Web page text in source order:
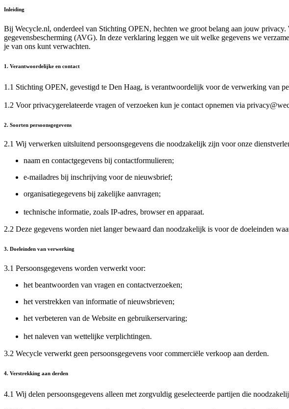
Inleiding
Bij Wecycle.nl, onderdeel van Stichting OPEN, hechten we groot belang aan jouw
gegevensbescherming (AVG). In deze verklaring leggen we uit welke gegevens we
je van ons kunt verwachten.
1. Verantwoordelijke en contact
1.1 Stichting OPEN, gevestigd te Den Haag, is verantwoordelijk voor de verwerking van
1.2 Voor privacygerelateerde vragen of verzoeken kun je contact opnemen via
2. Soorten persoonsgegevens
2.1 Wij verwerken uitsluitend persoonsgegevens die noodzakelijk zijn voor onze
naam en contactgegevens bij contactformulieren;
e-mailadres bij inschrijving voor de nieuwsbrief;
organisatiegegevens bij zakelijke aanvragen;
technische informatie, zoals IP-adres, browser en apparaat.
2.2 Deze gegevens worden niet langer bewaard dan noodzakelijk is voor de doeleinden
3. Doeleinden van verwerking
3.1 Persoonsgegevens worden verwerkt voor:
het beantwoorden van vragen en contactverzoeken;
het verstrekken van informatie of nieuwsbrieven;
het verbeteren van de Website en gebruikerservaring;
het naleven van wettelijke verplichtingen.
3.2 Wecycle verwerkt geen persoonsgegevens voor commerciële verkoop aan derden.
4. Verstrekking aan derden
4.1 Wij delen persoonsgegevens alleen met zorgvuldig geselecteerde partijen die